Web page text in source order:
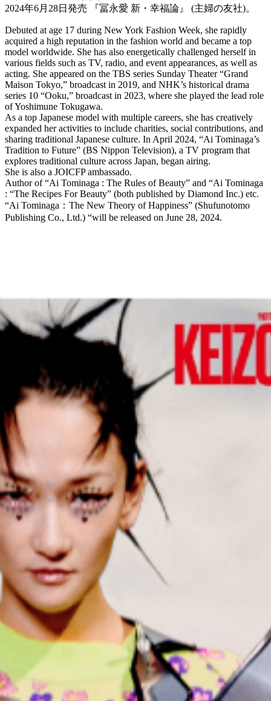
2024年6月28日発売 『冨永愛 新・幸福論』 (主婦の友社)。
Debuted at age 17 during New York Fashion Week, she rapidly
acquired a high reputation in the fashion world and became a top
model worldwide. She has also energetically challenged herself in
various fields such as TV, radio, and event appearances, as well as
acting. She appeared on the TBS series Sunday Theater “Grand
Maison Tokyo,” broadcast in 2019, and NHK’s historical drama
series 10 “Ooku,” broadcast in 2023, where she played the lead role
of Yoshimune Tokugawa.
As a top Japanese model with multiple careers, she has creatively
expanded her activities to include charities, social contributions, and
sharing traditional Japanese culture. In April 2024, “Ai Tominaga’s
Tradition to Future” (BS Nippon Television), a TV program that
explores traditional culture across Japan, began airing.
She is also a JOICFP ambassado.
Author of “Ai Tominaga : The Rules of Beauty” and “Ai Tominaga
: “The Recipes For Beauty” (both published by Diamond Inc.) etc.
“Ai Tominaga：The New Theory of Happiness” (Shufunotomo
Publishing Co., Ltd.) “will be released on June 28, 2024.